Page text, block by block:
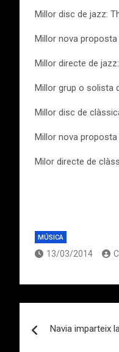
Millor disc de jazz:
Millor nova proposta
Millor directe de
Millor grup o solista
Millor disc de
Millor nova
Milor directe de
MÚSICA
13/03/2014
de
Navia imparteix